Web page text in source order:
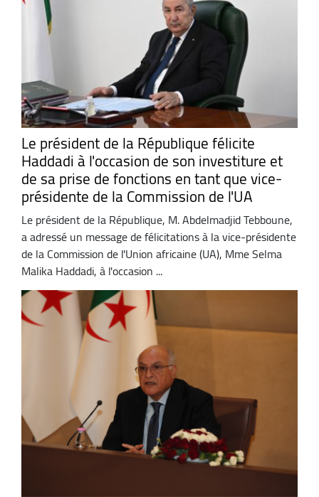
Le président de la République félicite
Haddadi à l'occasion de son investiture et
de sa prise de fonctions en tant que vice-
présidente de la Commission de l'UA
Le président de la République, M. Abdelmadjid Tebboune,
a adressé un message de félicitations à la vice-présidente
de la Commission de l'Union africaine (UA), Mme Selma
Malika Haddadi, à l'occasion ...